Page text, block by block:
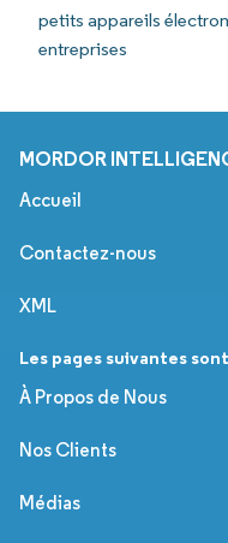
petits appareils
entreprises
MORDOR
Accueil
Contactez-nous
XML
Les pages suivantes
À Propos de Nous
Nos Clients
Médias